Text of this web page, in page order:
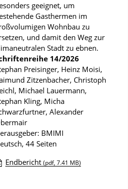
geeignet, um
Gasthermen im
Wohnbau zu
und damit den Weg zur
Stadt zu ebnen.
14/2026
Preisinger, Heinz Moisi,
Zitzenbacher, Christoph
Michael Lauermann,
Kling, Micha
Alexander
BMIMI
44 Seiten
Endbericht (pdf, 7.41 MB)